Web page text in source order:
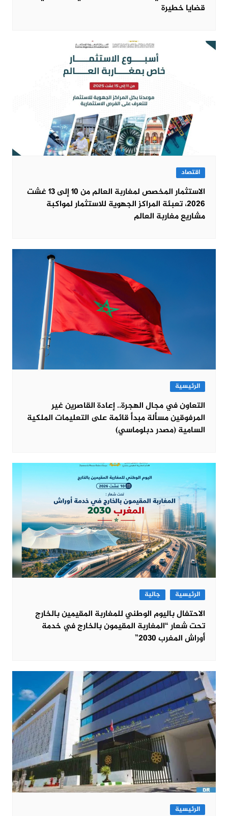
قضايا خطيرة
اقتصاد
الاستثمار المخصص لمغاربة العالم من 10 إلى 13 غشت
2026، تعبئة المراكز الجهوية للاستثمار لمواكبة
مشاريع مغاربة العالم
الرئيسية
التعاون في مجال الهجرة.. إعادة القاصرين غير
المرفوقين مسألة مبدأ قائمة على التعليمات الملكية
السامية (مصدر دبلوماسي)
الرئيسية جالية
الاحتفال باليوم الوطني للمغاربة المقيمين بالخارج
تحت شعار “المغاربة المقيمون بالخارج في خدمة
أوراش المغرب 2030”
الرئيسية